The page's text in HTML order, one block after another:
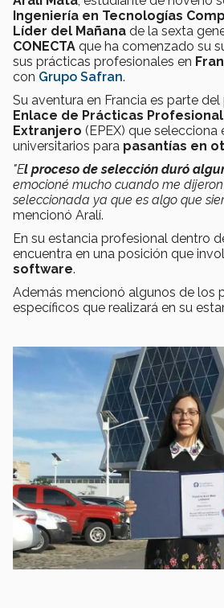
Ingeniería en Tecnologías
Líder del Mañana de la sexta
CONECTA que ha comenzado su
sus prácticas profesionales en
con Grupo Safran.
Su aventura en Francia es parte
Enlace de Prácticas
Extranjero (EPEX) que selecciona
universitarios para pasantías en
"El proceso de selección duró
emocioné mucho cuando me
seleccionada ya que es algo que
mencionó Aralí.
En su estancia profesional dentro
encuentra en una posición que
software.
Además mencionó algunos de los
específicos que realizará en su